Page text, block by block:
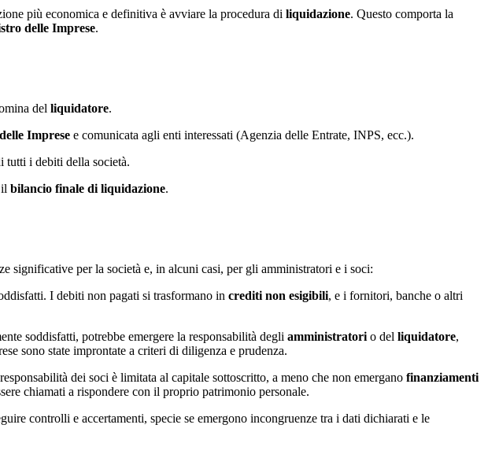
più economica e definitiva è avviare la procedura di liquidazione. Questo comporta la
delle Imprese.
del liquidatore.
Imprese e comunicata agli enti interessati (Agenzia delle Entrate, INPS, ecc.).
tutti i debiti della società.
bilancio finale di liquidazione.
significative per la società e, in alcuni casi, per gli amministratori e i soci:
I debiti non pagati si trasformano in crediti non esigibili, e i fornitori, banche o altri
soddisfatti, potrebbe emergere la responsabilità degli amministratori o del liquidatore,
sono state improntate a criteri di diligenza e prudenza.
dei soci è limitata al capitale sottoscritto, a meno che non emergano finanziamenti
chiamati a rispondere con il proprio patrimonio personale.
controlli e accertamenti, specie se emergono incongruenze tra i dati dichiarati e le